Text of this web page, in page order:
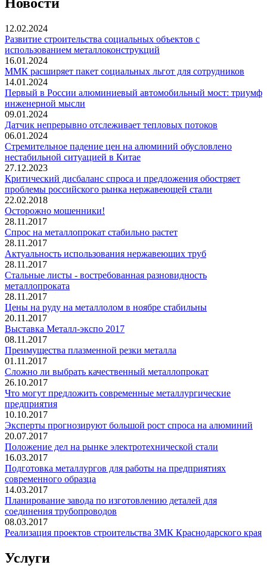
12.02.2024
Развитие строительства социальных объектов с
использованием металлоконструкций
16.01.2024
ММК расширяет пакет социальных льгот для сотрудников
14.01.2024
Первый в России алюминиевый автомобильный мост: триумф
инженерной мысли
09.01.2024
Датчик непрерывно отслеживает тепловых потоков
06.01.2024
Стремительное падение цен на алюминий обусловлено
нестабильной ситуацией в Китае
27.12.2023
Критический дисбаланс спроса и предложения обостряет
проблемы российского рынка нержавеющей стали
22.02.2018
Осторожно мошенники!
28.11.2017
Спрос на металлопрокат стабильно растет
28.11.2017
Актуальность использования нержавеющих труб
28.11.2017
Стальные листы - востребованная разновидность
металлопроката
28.11.2017
Цены на руду на металлолом в ноябре стабильны
20.11.2017
Выставка Металл-экспо 2017
08.11.2017
Преимущества плазменной резки металла
01.11.2017
Сложно ли выбрать качественный металлопрокат
26.10.2017
Что могут предложить современные металлургические
предприятия
10.10.2017
Эксперты прогнозируют большой рост спроса на алюминий
20.07.2017
Положение дел на рынке электротехнической стали
16.03.2017
Подготовка металлургов для работы на предприятиях
современного образца
14.03.2017
Планирование завода по изготовлению деталей для
соединения трубопроводов
08.03.2017
Реализация проектов строительства ЗМК Краснодарского края
Услуги